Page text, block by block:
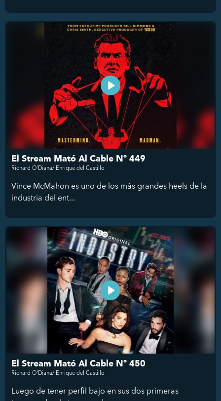
El Stream Mató Al Cable Nº 449
Richard O'Diana/ Enrique del Castillo
Vince McMahon es uno de los más grandes heels de la
industria del ent...
El Stream Mató Al Cable Nº 450
Richard O'Diana/ Enrique del Castillo
Luego de tener perfil bajo en sus dos primeras